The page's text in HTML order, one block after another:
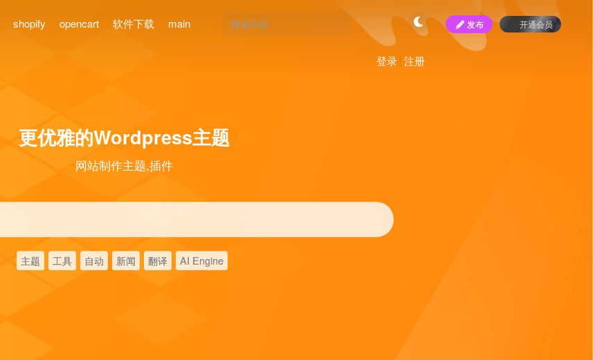
shopify opencart 软件下载 main 发布 开通会员
登录 注册
更优雅的Wordpress主题
网站制作主题,插件
主题 工具 自动 新闻 翻译 AI Engine